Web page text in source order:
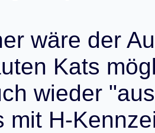
er wäre der Au
uten Kats mög
ch wieder "aus
mit H-Kennze